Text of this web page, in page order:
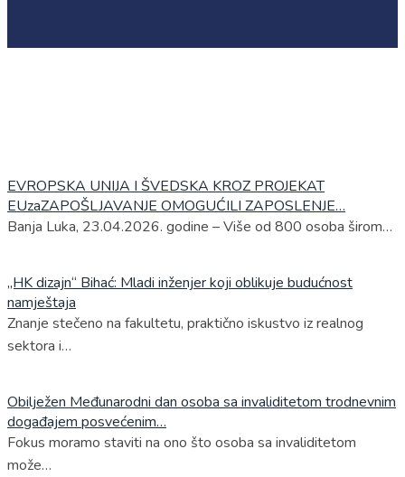
EVROPSKA UNIJA I ŠVEDSKA KROZ PROJEKAT
EUzaZAPOŠLJAVANJE OMOGUĆILI ZAPOSLENJE…
Banja Luka, 23.04.2026. godine – Više od 800 osoba širom…
„HK dizajn“ Bihać: Mladi inženjer koji oblikuje budućnost
namještaja
Znanje stečeno na fakultetu, praktično iskustvo iz realnog
sektora i…
Obilježen Međunarodni dan osoba sa invaliditetom trodnevnim
događajem posvećenim…
Fokus moramo staviti na ono što osoba sa invaliditetom
može…